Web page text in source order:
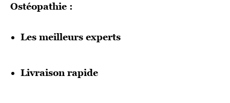
Ostéopathie :
Les meilleurs experts
Livraison rapide